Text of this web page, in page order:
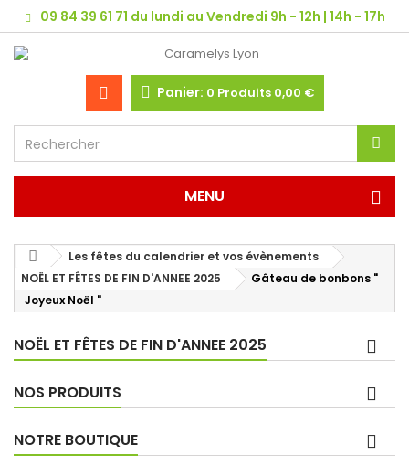
09 84 39 61 71 du lundi au Vendredi 9h - 12h | 14h - 17h
Panier: 0 Produits 0,00 €
MENU
Les fêtes du calendrier et vos évènements
NOËL ET FÊTES DE FIN D'ANNEE 2025
Gâteau de bonbons "
Joyeux Noël "
NOËL ET FÊTES DE FIN D'ANNEE 2025
NOS PRODUITS
NOTRE BOUTIQUE